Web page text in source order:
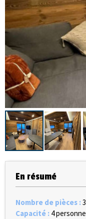
En résumé
Nombre de pièces :
Capacité : 4